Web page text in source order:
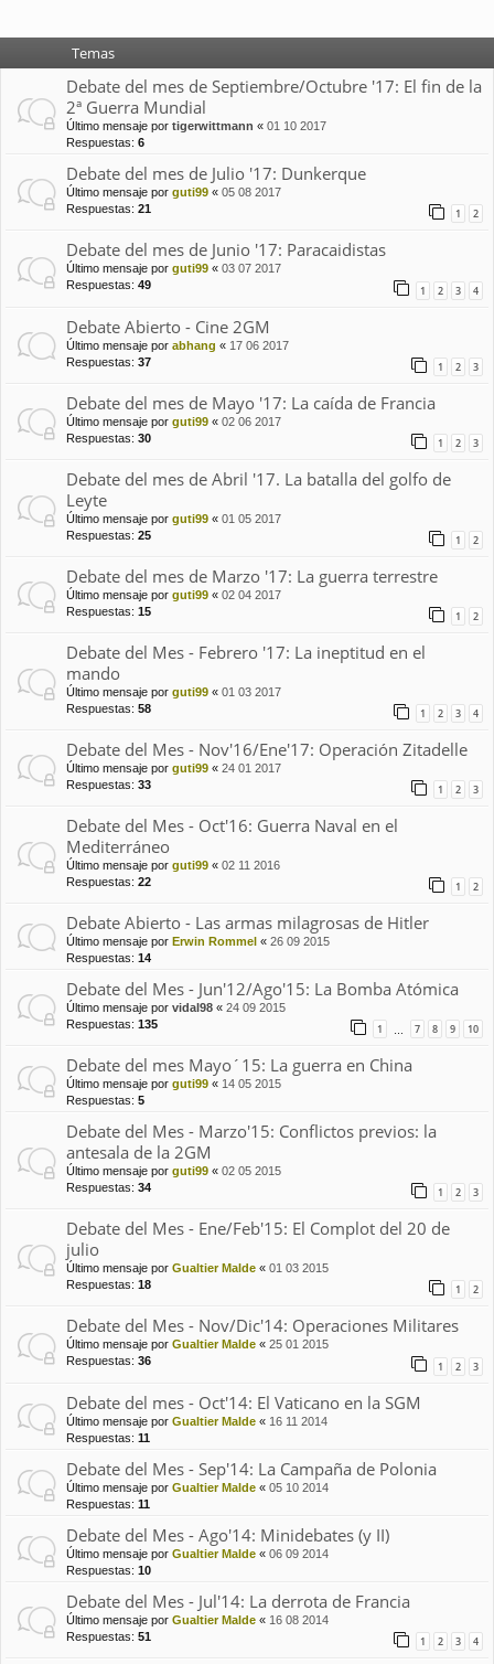
Temas
Debate del mes de Septiembre/Octubre '17: El fin de la
2ª Guerra Mundial
Último mensaje por tigerwittmann « 01 10 2017
Respuestas: 6
Debate del mes de Julio '17: Dunkerque
Último mensaje por guti99 « 05 08 2017
Respuestas: 21 1 2
Debate del mes de Junio '17: Paracaidistas
Último mensaje por guti99 « 03 07 2017
Respuestas: 49 1 2 3 4
Debate Abierto - Cine 2GM
Último mensaje por abhang « 17 06 2017
Respuestas: 37 1 2 3
Debate del mes de Mayo '17: La caída de Francia
Último mensaje por guti99 « 02 06 2017
Respuestas: 30 1 2 3
Debate del mes de Abril '17. La batalla del golfo de
Leyte
Último mensaje por guti99 « 01 05 2017
Respuestas: 25 1 2
Debate del mes de Marzo '17: La guerra terrestre
Último mensaje por guti99 « 02 04 2017
Respuestas: 15 1 2
Debate del Mes - Febrero '17: La ineptitud en el
mando
Último mensaje por guti99 « 01 03 2017
Respuestas: 58 1 2 3 4
Debate del Mes - Nov'16/Ene'17: Operación Zitadelle
Último mensaje por guti99 « 24 01 2017
Respuestas: 33 1 2 3
Debate del Mes - Oct'16: Guerra Naval en el
Mediterráneo
Último mensaje por guti99 « 02 11 2016
Respuestas: 22 1 2
Debate Abierto - Las armas milagrosas de Hitler
Último mensaje por Erwin Rommel « 26 09 2015
Respuestas: 14
Debate del Mes - Jun'12/Ago'15: La Bomba Atómica
Último mensaje por vidal98 « 24 09 2015
Respuestas: 135 1 … 7 8 9 10
Debate del mes Mayo´15: La guerra en China
Último mensaje por guti99 « 14 05 2015
Respuestas: 5
Debate del Mes - Marzo'15: Conflictos previos: la
antesala de la 2GM
Último mensaje por guti99 « 02 05 2015
Respuestas: 34 1 2 3
Debate del Mes - Ene/Feb'15: El Complot del 20 de
julio
Último mensaje por Gualtier Malde « 01 03 2015
Respuestas: 18 1 2
Debate del Mes - Nov/Dic'14: Operaciones Militares
Último mensaje por Gualtier Malde « 25 01 2015
Respuestas: 36 1 2 3
Debate del mes - Oct'14: El Vaticano en la SGM
Último mensaje por Gualtier Malde « 16 11 2014
Respuestas: 11
Debate del Mes - Sep'14: La Campaña de Polonia
Último mensaje por Gualtier Malde « 05 10 2014
Respuestas: 11
Debate del Mes - Ago'14: Minidebates (y II)
Último mensaje por Gualtier Malde « 06 09 2014
Respuestas: 10
Debate del Mes - Jul'14: La derrota de Francia
Último mensaje por Gualtier Malde « 16 08 2014
Respuestas: 51 1 2 3 4